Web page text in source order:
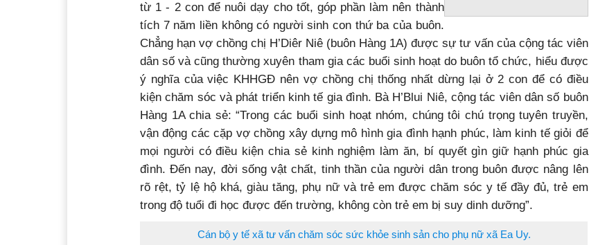
từ 1 - 2 con để nuôi dạy cho tốt, góp phần làm nên thành
tích 7 năm liền không có người sinh con thứ ba của buôn.
Chẳng hạn vợ chồng chị H’Diêr Niê (buôn Hàng 1A) được sự tư vấn của cộng tác viên
dân số và cũng thường xuyên tham gia các buổi sinh hoạt do buôn tổ chức, hiểu được
ý nghĩa của việc KHHGĐ nên vợ chồng chị thống nhất dừng lại ở 2 con để có điều
kiện chăm sóc và phát triển kinh tế gia đình. Bà H’Blui Niê, cộng tác viên dân số buôn
Hàng 1A chia sẻ: “Trong các buổi sinh hoạt nhóm, chúng tôi chú trọng tuyên truyền,
vận động các cặp vợ chồng xây dựng mô hình gia đình hạnh phúc, làm kinh tế giỏi để
mọi người có điều kiện chia sẻ kinh nghiệm làm ăn, bí quyết gìn giữ hạnh phúc gia
đình. Đến nay, đời sống vật chất, tinh thần của người dân trong buôn được nâng lên
rõ rệt, tỷ lệ hộ khá, giàu tăng, phụ nữ và trẻ em được chăm sóc y tế đầy đủ, trẻ em
trong độ tuổi đi học được đến trường, không còn trẻ em bị suy dinh dưỡng”.
Cán bộ y tế xã tư vấn chăm sóc sức khỏe sinh sản cho phụ nữ xã Ea Uy.